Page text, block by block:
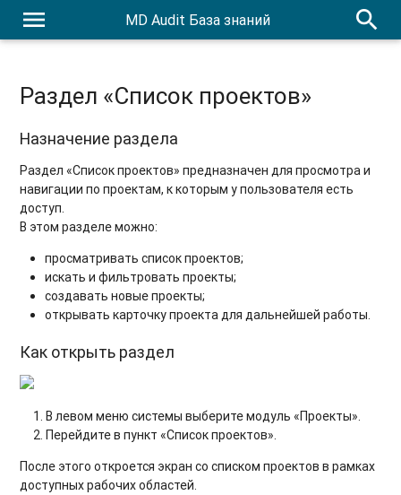
menu MD Audit База знаний search
Раздел «Список проектов»
Назначение раздела
Раздел «Список проектов» предназначен для просмотра и
навигации по проектам, к которым у пользователя есть
доступ.
В этом разделе можно:
просматривать список проектов;
искать и фильтровать проекты;
создавать новые проекты;
открывать карточку проекта для дальнейшей работы.
Как открыть раздел
В левом меню системы выберите модуль «Проекты».
Перейдите в пункт «Список проектов».
После этого откроется экран со списком проектов в рамках
доступных рабочих областей.